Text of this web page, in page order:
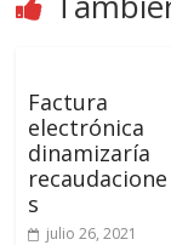
Factura
electrónica
dinamizaría
recaudacione
s
julio 26, 2021